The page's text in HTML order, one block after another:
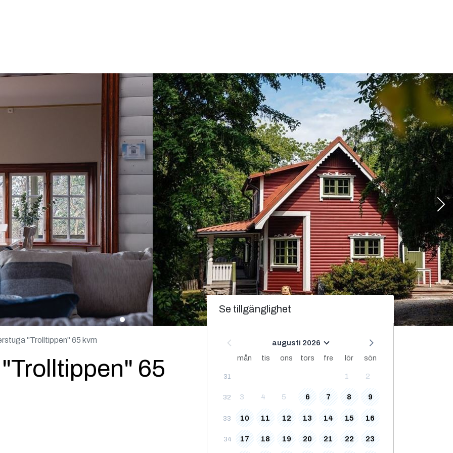
"Trolltippen" 65 kvm
65
Se tillgänglighet
augusti 2026
mån
tis ons tors fre lör sön
31 1 2
32 3 4 5 6 7 8 9
33 10 11 12 13 14 15 16
34 17 18 19 20 21 22 23